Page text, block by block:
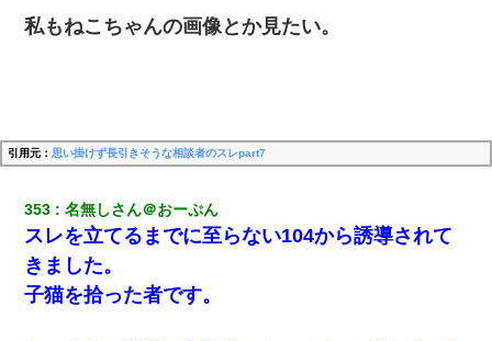
私もねこちゃんの画像とか見たい。
引用元： 思い掛けず長引きそうな相談者のスレpart7
353 名無しさん＠おーぷん
スレを立てるまでに至らない104から誘導されて
きました。
子猫を拾った者です。